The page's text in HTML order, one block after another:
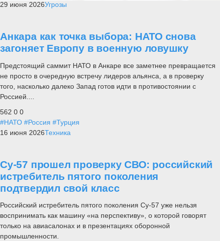
29 июня 2026Угрозы
Анкара как точка выбора: НАТО снова
загоняет Европу в военную ловушку
Предстоящий саммит НАТО в Анкаре все заметнее превращается
не просто в очередную встречу лидеров альянса, а в проверку
того, насколько далеко Запад готов идти в противостоянии с
Россией....
562 0 0
#НАТО #Россия #Турция
16 июня 2026Техника
Су-57 прошел проверку СВО: российский
истребитель пятого поколения
подтвердил свой класс
Российский истребитель пятого поколения Су-57 уже нельзя
воспринимать как машину «на перспективу», о которой говорят
только на авиасалонах и в презентациях оборонной
промышленности.